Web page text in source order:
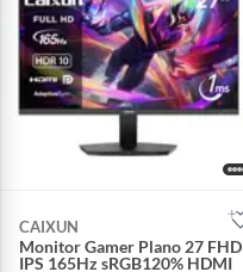
CAIXUN
Monitor Gamer Plano 27 FHD
IPS 165Hz sRGB120% HDMI